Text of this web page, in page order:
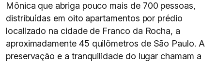
Mônica que abriga pouco mais de 700 pessoas,
distribuídas em oito apartamentos por prédio
localizado na cidade de Franco da Rocha, a
aproximadamente 45 quilômetros de São Paulo. A
preservação e a tranquilidade do lugar chamam a